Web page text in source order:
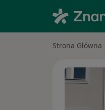
Strona Główna